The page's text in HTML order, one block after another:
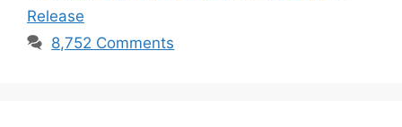
Release
8,752 Comments